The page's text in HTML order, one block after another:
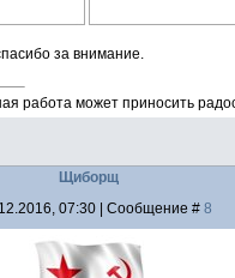
за внимание.
работа может приносить
Щиборщ
07:30 | Сообщение # 8